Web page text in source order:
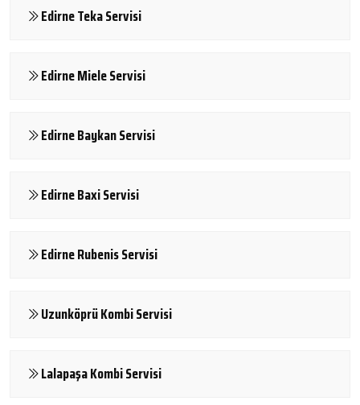
Edirne Teka Servisi
Edirne Miele Servisi
Edirne Baykan Servisi
Edirne Baxi Servisi
Edirne Rubenis Servisi
Uzunköprü Kombi Servisi
Lalapaşa Kombi Servisi